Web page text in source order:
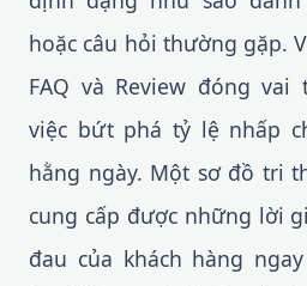
hoặc câu hỏi thường gặp.
FAQ và Review đóng
việc bứt phá tỷ lệ nhấp
hằng ngày. Một sơ đồ tri
cung cấp được những lời
đau của khách hàng